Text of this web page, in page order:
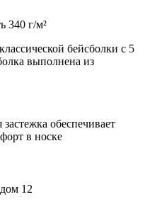
340 г/м²
бейсболки с 5
выполнена из
обеспечивает
в носке
12